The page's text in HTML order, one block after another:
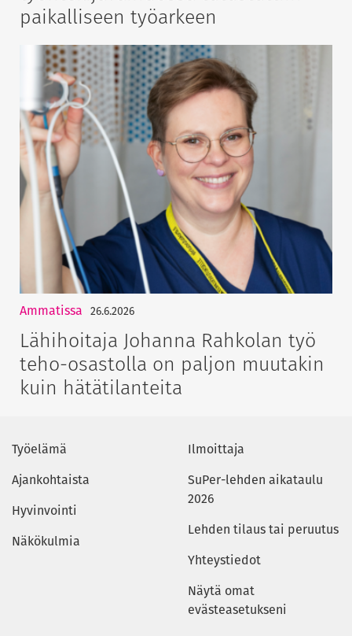
paikalliseen työarkeen
Ammatissa 26.6.2026
Lähihoitaja Johanna Rahkolan työ
teho-osastolla on paljon muutakin
kuin hätätilanteita
Työelämä
Ajankohtaista
Hyvinvointi
Näkökulmia
Ilmoittaja
SuPer-lehden aikataulu
2026
Lehden tilaus tai peruutus
Yhteystiedot
Näytä omat
evästeasetukseni